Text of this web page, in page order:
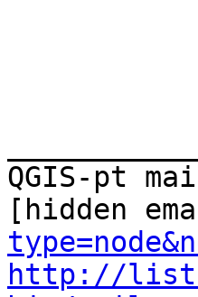
QGIS-pt
[hidden
http://